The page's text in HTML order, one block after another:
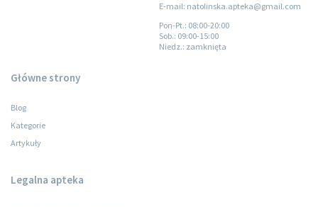
E-mail: natolinska.apteka@gmail.com
Pon-Pt.: 08:00-20:00
Sob.: 09:00-15:00
Niedz.: zamknięta
Główne strony
Blog
Kategorie
Artykuły
Legalna apteka